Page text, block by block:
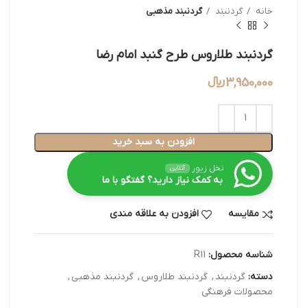
خانه گردنبند گردنبند مذهبی
گردنبند طلاروس طرح گنبد امام رضا
3,950,000﷼
افزودن به سبد خرید
نخل زیور آنلاین
به کمک نیاز دارید؟ گفتگو با ما
مقایسه افزودن به علاقه مندی
شناسه محصول: R11
دسته: گردنبند , گردنبند طلاروس , گردنبند مذهبی ,
محصولات فرهنگی